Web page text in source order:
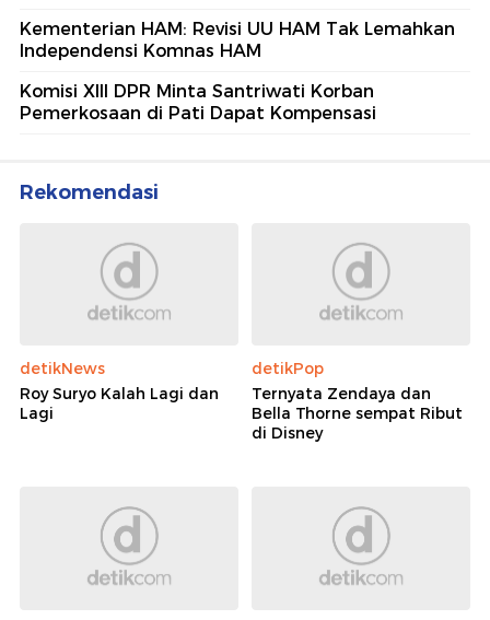
Kementerian HAM: Revisi UU HAM Tak Lemahkan
Independensi Komnas HAM
Komisi XIII DPR Minta Santriwati Korban
Pemerkosaan di Pati Dapat Kompensasi
Rekomendasi
detikNews
Roy Suryo Kalah Lagi dan
Lagi
detikPop
Ternyata Zendaya dan
Bella Thorne sempat Ribut
di Disney